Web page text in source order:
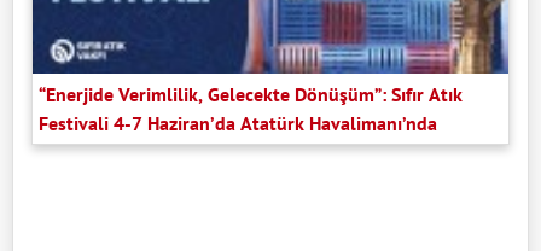
“Enerjide Verimlilik, Gelecekte Dönüşüm”: Sıfır Atık
Festivali 4-7 Haziran’da Atatürk Havalimanı’nda